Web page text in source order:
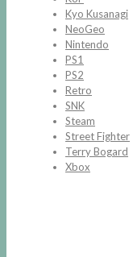
Kyo Kusanagi
NeoGeo
Nintendo
PS1
PS2
Retro
SNK
Steam
Street Fighter
Terry Bogard
Xbox